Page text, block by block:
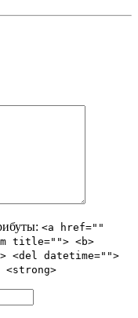
<a href=""
title=""> <b>
<del datetime="">